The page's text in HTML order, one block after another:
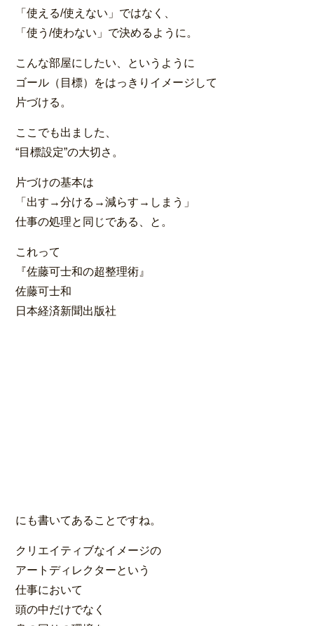
「使える/使えない」ではなく、
「使う/使わない」で決めるように。
こんな部屋にしたい、というように
ゴール（目標）をはっきりイメージして
片づける。
ここでも出ました、
“目標設定”の大切さ。
片づけの基本は
「出す→分ける→減らす→しまう」
仕事の処理と同じである、と。
これって
『佐藤可士和の超整理術』
佐藤可士和
日本経済新聞出版社
にも書いてあることですね。
クリエイティブなイメージの
アートディレクターという
仕事において
頭の中だけでなく